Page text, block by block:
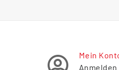
Mein
Anmelden